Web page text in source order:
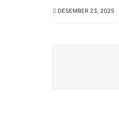
DESEMBER 23, 2025